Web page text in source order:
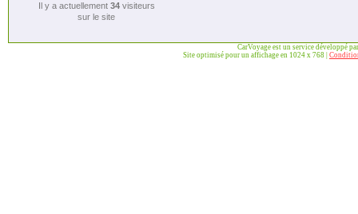
Il y a actuellement 34visiteurs
sur le site
CarVoyage est un service développé
Site optimisé pour un affichage en 1024 x 768 |